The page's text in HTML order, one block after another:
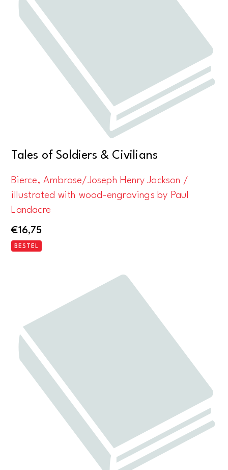
Tales of Soldiers & Civilians
Bierce, Ambrose/Joseph Henry Jackson /
illustrated with wood-engravings by Paul
Landacre
€16,75
BESTEL